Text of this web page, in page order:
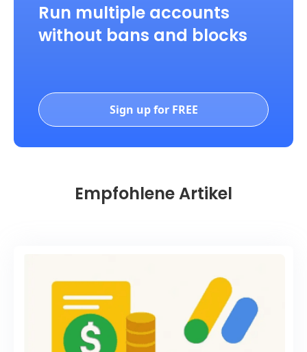
Run multiple accounts
without bans and blocks
Sign up for FREE
Empfohlene Artikel